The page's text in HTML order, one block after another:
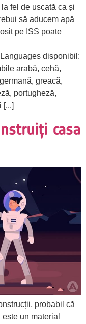
fel de uscată ca și
să aducem apă
pe ISS poate
disponibil:
arabă, cehă,
greacă,
portugheză,
[...]
casa
probabil că
un material